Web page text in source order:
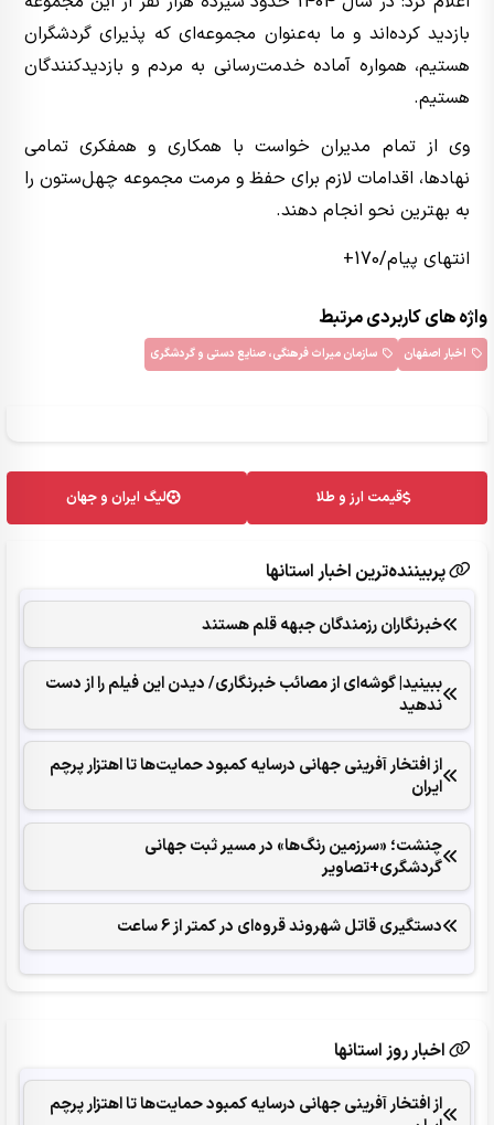
بازدید کرده‌اند و ما به‌عنوان مجموعه‌ای که پذیرای گردشگران
هستیم، همواره آماده خدمت‌رسانی به مردم و بازدیدکنندگان
هستیم.
وی از تمام مدیران خواست با همکاری و همفکری تمامی
نهادها، اقدامات لازم برای حفظ و مرمت مجموعه چهل‌ستون را
به بهترین نحو انجام دهند.
انتهای پیام/170+
واژه های کاربردی مرتبط
اخبار اصفهان سازمان میراث فرهنگی، صنایع دستی و گردشگری
قیمت ارز و طلا لیگ ایران و جهان
پربیننده‌ترین اخبار استانها
خبرنگاران رزمندگان جبهه قلم هستند
ببینید| گوشه‌ای از مصائب خبرنگاری/ دیدن این فیلم را از دست
ندهید
از افتخار آفرینی جهانی درسایه کمبود حمایت‌ها تا اهتزار پرچم
ایران
چنشت؛ «سرزمین رنگ‌ها» در مسیر ثبت جهانی
گردشگری+تصاویر
دستگیری قاتل شهروند قروه‌ای در کمتر از 6 ساعت
اخبار روز استانها
از افتخار آفرینی جهانی درسایه کمبود حمایت‌ها تا اهتزار پرچم